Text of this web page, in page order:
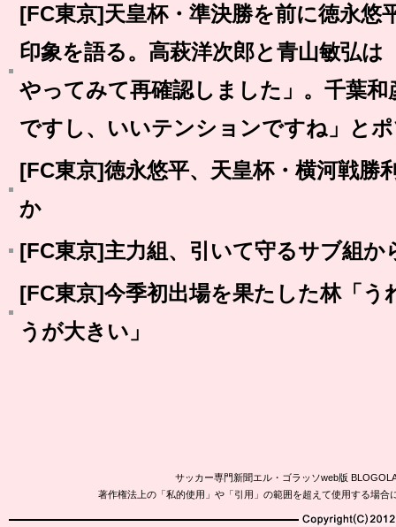
[FC東京]天皇杯・準決勝を前に徳永悠
印象を語る。高萩洋次郎と青山敏弘
やってみて再確認しました」。千葉
ですし、いいテンションですね」と
[FC東京]徳永悠平、天皇杯・横河戦勝
か
[FC東京]主力組、引いて守るサブ組
[FC東京]今季初出場を果たした林「
うが大きい」
サッカー専門新聞エル・ゴラッソweb版
著作権法上の「私的使用」や「引用」の範囲を超えて使用する場